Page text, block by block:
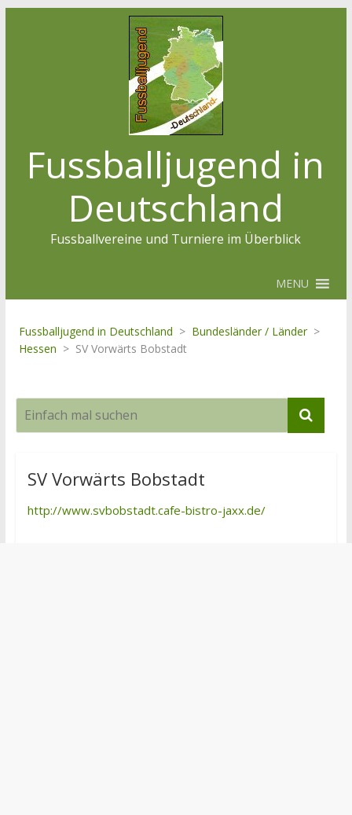
Fussballjugend in
Deutschland
Fussballvereine und Turniere im Überblick
MENU
Fussballjugend in Deutschland > Bundesländer / Länder >
Hessen > SV Vorwärts Bobstadt
SV Vorwärts Bobstadt
http://www.svbobstadt.cafe-bistro-jaxx.de/